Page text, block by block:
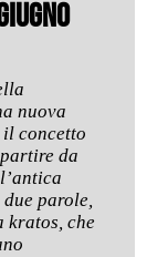
nuova
concetto
da
parole,
kratos, che